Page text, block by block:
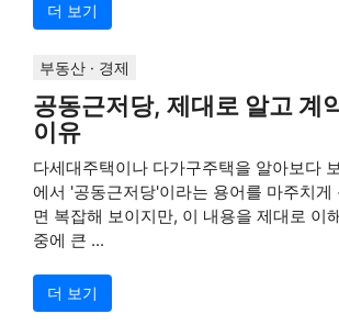
더 보기
부동산 · 경제
공동근저당, 제대로 알고 계
이유
다세대주택이나 다가구주택을 알아보다
에서 '공동근저당'이라는 용어를 마주치게
면 복잡해 보이지만, 이 내용을 제대로 이
중에 큰 ...
더 보기